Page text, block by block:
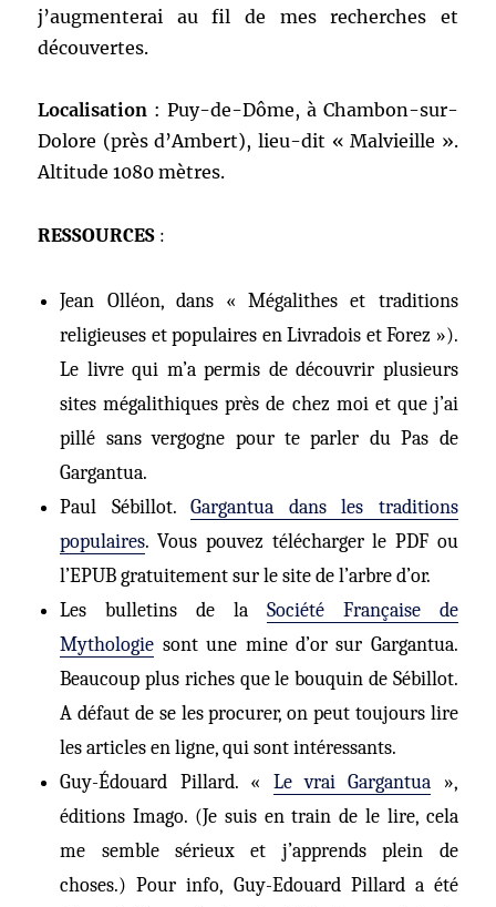
j’augmenterai au fil de mes recherches et
découvertes.
Localisation : Puy-de-Dôme, à Chambon-sur-
Dolore (près d’Ambert), lieu-dit « Malvieille ».
Altitude 1080 mètres.
RESSOURCES :
Jean Olléon, dans « Mégalithes et traditions
religieuses et populaires en Livradois et Forez »).
Le livre qui m’a permis de découvrir plusieurs
sites mégalithiques près de chez moi et que j’ai
pillé sans vergogne pour te parler du Pas de
Gargantua.
Paul Sébillot.Gargantua dans les traditions
populaires. Vous pouvez télécharger le PDF ou
l’EPUB gratuitement sur le site de l’arbre d’or.
Les bulletins de la Société Française de
Mythologie sont une mine d’or sur Gargantua.
Beaucoup plus riches que le bouquin de Sébillot.
A défaut de se les procurer, on peut toujours lire
les articles en ligne, qui sont intéressants.
Guy-Édouard Pillard. « Le vrai Gargantua »,
éditions Imago. (Je suis en train de le lire, cela
me semble sérieux et j’apprends plein de
choses.) Pour info, Guy-Edouard Pillard a été